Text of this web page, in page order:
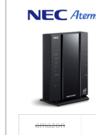
amazon